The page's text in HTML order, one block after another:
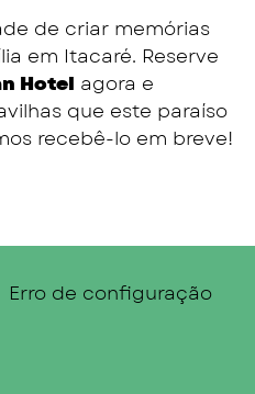
de criar memórias
em Itacaré. Reserve
Hotel agora e
que este paraíso
recebê-lo em breve!
Erro de configuração